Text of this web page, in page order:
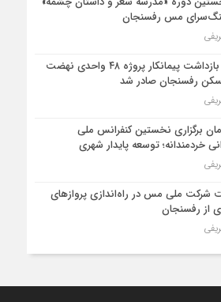
مس رفسنجان
دستور بازداشت پیمانکار پروژه ۴۸ واحدی نهضت
رفسنجان صادر شد
برگزاری نخستین کنفرانس ملی
خردمندانه؛ توسعه پایدار شهری
شرکت ملی مس در راه‌اندازی پروازهای
از رفسنجان